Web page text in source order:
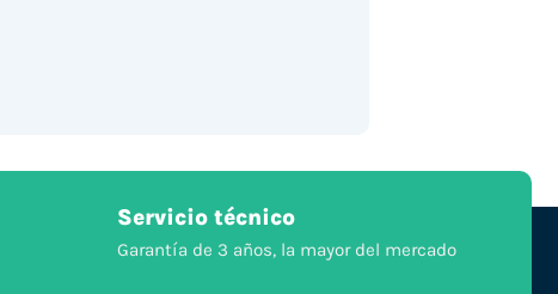
Servicio técnico
Garantía de 3 años, la mayor del mercado